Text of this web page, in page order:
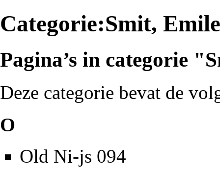
Categorie:Smit, Emile
Pagina’s in categorie
Deze categorie bevat de
O
Old Ni-js 094